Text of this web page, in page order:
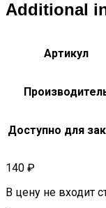
Additional
Артикул
Доступно для
140 ₽
В цену не входит